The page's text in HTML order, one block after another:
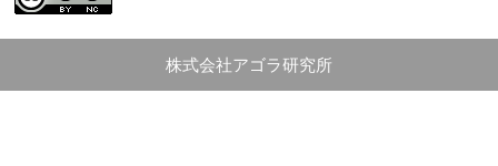
株式会社アゴラ研究所